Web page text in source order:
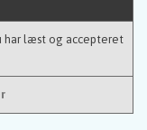
har læst og accepteret